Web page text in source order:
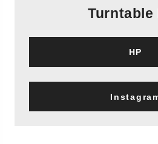
Turntable
HP